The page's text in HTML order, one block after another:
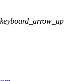
keyboard_arrow_up